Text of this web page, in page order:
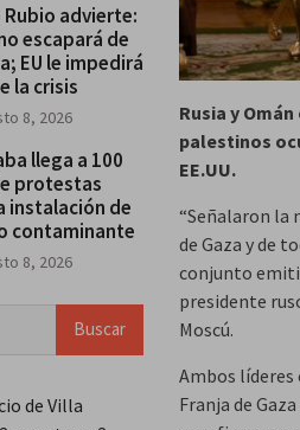
Rusia y
palestinos
EE.UU.
“Señalaron la
de Gaza y de
conjunto
presidente
Moscú.
Ambos
Franja de
Rubio advierte:
escapará de
EU le impedirá
la crisis
8, 2026
llega a 100
protestas
instalación de
contaminante
8, 2026
de Villa